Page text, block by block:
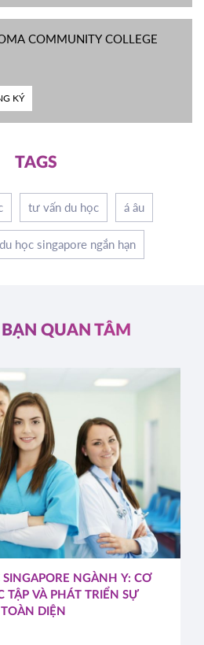
COMMUNITY COLLEGE
KÝ
TAGS
tư vấn du học á âu
du học singapore ngắn hạn
QUAN TÂM
SINGAPORE NGÀNH Y: CƠ
TẬP VÀ PHÁT TRIỂN SỰ
DIỆN